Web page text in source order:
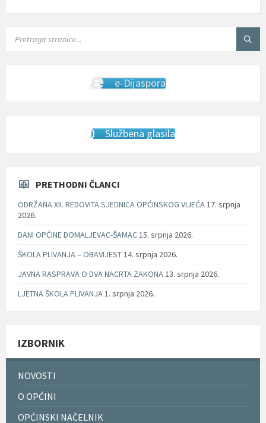
e-Dijaspora
Službena glasila
PRETHODNI ČLANCI
ODRŽANA XII. REDOVITA SJEDNICA OPĆINSKOG VIJEĆA17. srpnja
2026.
DANI OPĆINE DOMALJEVAC-ŠAMAC15. srpnja 2026.
ŠKOLA PLIVANJA – OBAVIJEST14. srpnja 2026.
JAVNA RASPRAVA O DVA NACRTA ZAKONA13. srpnja 2026.
LJETNA ŠKOLA PLIVANJA1. srpnja 2026.
IZBORNIK
NOVOSTI
O OPĆINI
OPĆINSKI NAČELNIK